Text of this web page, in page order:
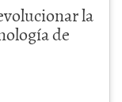
la
de